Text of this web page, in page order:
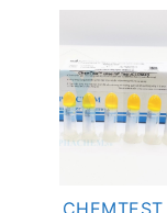
CHEMTEST